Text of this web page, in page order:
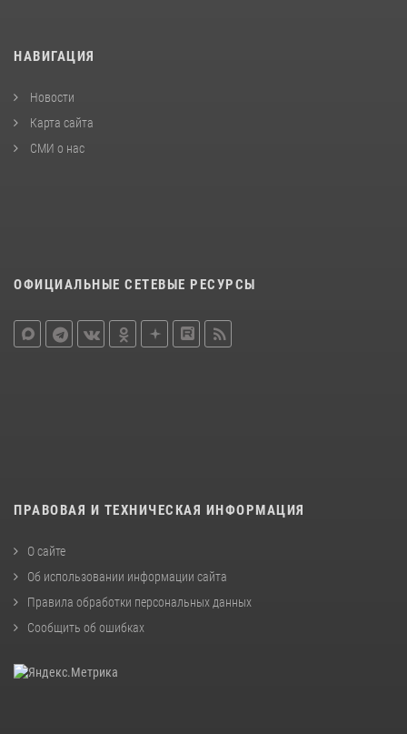
НАВИГАЦИЯ
Новости
Карта сайта
СМИ о нас
ОФИЦИАЛЬНЫЕ СЕТЕВЫЕ РЕСУРСЫ
ПРАВОВАЯ И ТЕХНИЧЕСКАЯ ИНФОРМАЦИЯ
О сайте
Об использовании информации сайта
Правила обработки персональных данных
Сообщить об ошибках